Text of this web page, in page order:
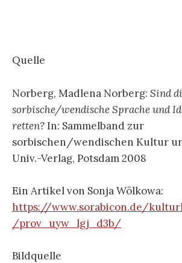
Quelle
Norberg, Madlena Norberg: Sind
sorbische/wendische Sprache und
retten?In: Sammelband zur
sorbischen/wendischen Kultur
Univ.-Verlag, Potsdam 2008
Ein Artikel von Sonja Wölkowa:
https://www.sorabicon.de/
/prov_uyw_lgj_d3b/
Bildquelle